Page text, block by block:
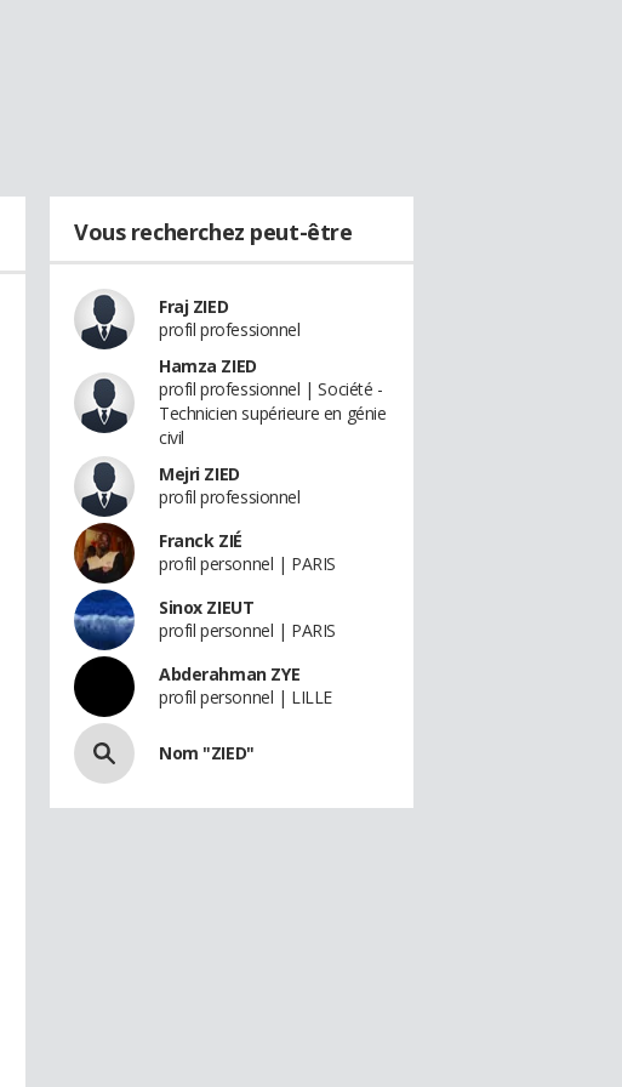
Vous recherchez peut-être
Fraj ZIED
profil professionnel
Hamza ZIED
profil professionnel | Société -
Technicien supérieure en génie
civil
Mejri ZIED
profil professionnel
Franck ZIÉ
profil personnel | PARIS
Sinox ZIEUT
profil personnel | PARIS
Abderahman ZYE
profil personnel | LILLE
Nom "ZIED"